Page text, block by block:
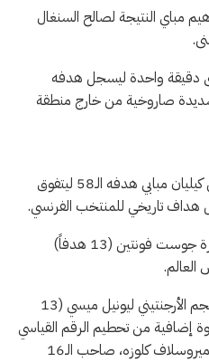
مباي النتيجة لصالح السنغال
دقيقة واحدة ليسجل هدفه
صاروخية من خارج منطقة
وفي مباراته الدولية رقم 99، سجل كيليان مبابي هدفه الـ58 ليتفوق
هداف تاريخي للمنتخب الفرنسي.
كما تخطى بلقائه هذا رقم الأسطورة جوست فونتين (13 هدفاً)
وبهذا الرقم، تخطى مبابي رصيد النجم الأرجنتيني ليونيل ميسي (13
إضافية من تحطيم الرقم القياسي
للهداف التاريخي للبطولة، الألماني ميروسلاف كلوزه، صاحب الـ16